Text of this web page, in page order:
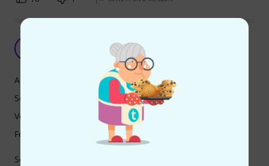
Soweit ganz gut
GrüsseAusTulln 03.11.2024
Schneller geliefert als angegeben (6 Wochen statt 9-11
Ansprache
Sound
Verarbeitung
Features